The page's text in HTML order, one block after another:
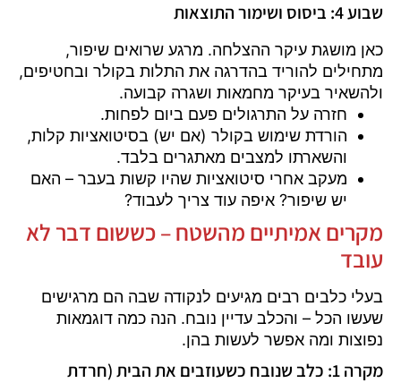
שבוע 4: ביסוס ושימור התוצאות
כאן מושגת עיקר ההצלחה. מרגע שרואים שיפור,
מתחילים להוריד בהדרגה את התלות בקולר ובחטיפים,
ולהשאיר בעיקר מחמאות ושגרה קבועה.
חזרה על התרגולים פעם ביום לפחות.
הורדת שימוש בקולר (אם יש) בסיטואציות קלות,
והשארתו למצבים מאתגרים בלבד.
מעקב אחרי סיטואציות שהיו קשות בעבר – האם
יש שיפור? איפה עוד צריך לעבוד?
מקרים אמיתיים מהשטח – כששום דבר לא
עובד
בעלי כלבים רבים מגיעים לנקודה שבה הם מרגישים
שעשו הכל – והכלב עדיין נובח. הנה כמה דוגמאות
נפוצות ומה אפשר לעשות בהן.
מקרה 1: כלב שנובח כשעוזבים את הבית (חרדת